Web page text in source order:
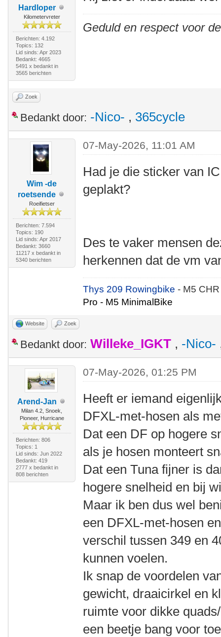
Hardloper
Kilometervreter
Berichten: 4.192
Topics: 132
Lid sinds: Apr 2023
Bedankt: 4665
5491 x bedankt in
3565 berichten
Geduld en respect voor
Zoek
Bedankt door: -Nico- , 365cycle
Wim -de
roetsende
Roeifietser
Berichten: 7.594
Topics: 190
Lid sinds: Apr 2017
Bedankt: 3660
11217 x bedankt in
5340 berichten
07-May-2026, 11:01 AM
Had je die sticker van
geplakt?
Des te vaker mensen
herkennen dat de vm
Thys 209 Rowingbike- M5
Pro - M5 MinimalBike
Website Zoek
Bedankt door: Willeke_IGKT , -Nico-
Arend-Jan
Milan 4.2, Snoek,
Pioneer, Hurricane
Berichten: 806
Topics: 1
Lid sinds: Jun 2022
Bedankt: 419
2777 x bedankt in
808 berichten
07-May-2026, 01:25 PM
Heeft er iemand
DFXL-met-hosen als
Dat een DF op hogere
als je hosen monteert
Dat een Tuna fijner is
hogere snelheid en bij
Maar ik ben dus wel
een DFXL-met-hosen
verschil tussen 349 en
kunnen voelen.
Ik snap de voordelen
gewicht, draaicirkel en
ruimte voor dikke
een beetje bang voor